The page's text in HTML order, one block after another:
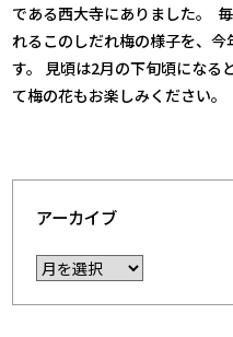
である西大寺にありました。
れるこのしだれ梅の様子を、
す。 見頃は2月の下旬頃になる
て梅の花もお楽しみください。
アーカイブ